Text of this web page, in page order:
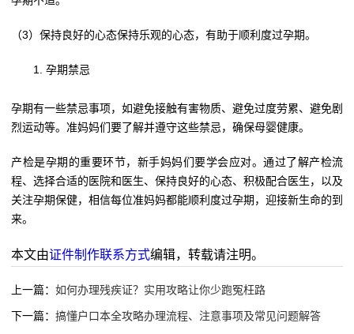
（3）保持良好的心态保持乐观的心态，有助于顺利度过孕期。
孕期禁忌
孕期有一些禁忌事项，如避免接触有害物质、避免过度劳累、避免剧
烈运动等。准妈妈们要了解并遵守这些禁忌，确保母婴健康。
产检是孕期的重要环节，新手妈妈们要学会应对。通过了解产检流
程、选择合适的医院和医生、保持良好的心态、积极配合医生，以及
关注孕期保健，相信每位准妈妈都能顺利度过孕期，迎接新生命的到
来。
本文由证件制作联系方式编辑，转载请注明。
上一篇： 如何办理残疾证？实用攻略让你少跑冤枉路
下一篇： 搞懂户口本全攻略办理流程、注意事项及常见问题解答